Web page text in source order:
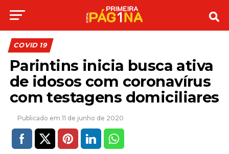
COVID 19
Parintins inicia busca ativa
de idosos com coronavírus
com testagens domiciliares
11 de junho de 2020